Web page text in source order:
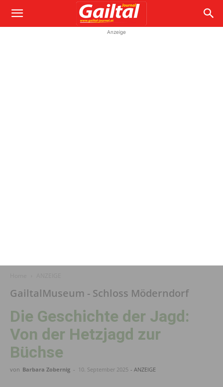
Anzeige
GailtalMuseum - Schloss Möderndorf
Die Geschichte der Jagd:
Von der Hetzjagd zur
Büchse
von Barbara Zobernig - 10. September 2025 - ANZEIGE